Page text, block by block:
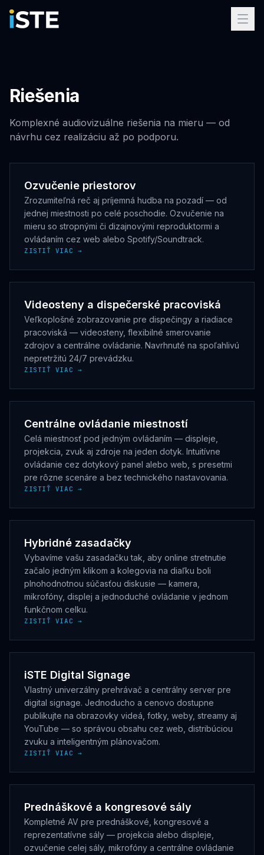
Preskočiť na obsah
Riešenia
Komplexné audiovizuálne riešenia na mieru — od
návrhu cez realizáciu až po podporu.
Ozvučenie priestorov
Zrozumiteľná reč aj príjemná hudba na pozadí — od
jednej miestnosti po celé poschodie. Ozvučenie na
mieru so stropnými či dizajnovými reproduktormi a
ovládaním cez web alebo Spotify/Soundtrack.
ZISTIŤ VIAC →
Videosteny a dispečerské pracoviská
Veľkoplošné zobrazovanie pre dispečingy a riadiace
pracoviská — videosteny, flexibilné smerovanie
zdrojov a centrálne ovládanie. Navrhnuté na spoľahlivú
nepretržitú 24/7 prevádzku.
ZISTIŤ VIAC →
Centrálne ovládanie miestností
Celá miestnosť pod jedným ovládaním — displeje,
projekcia, zvuk aj zdroje na jeden dotyk. Intuitívne
ovládanie cez dotykový panel alebo web, s presetmi
pre rôzne scenáre a bez technického nastavovania.
ZISTIŤ VIAC →
Hybridné zasadačky
Vybavíme vašu zasadačku tak, aby online stretnutie
začalo jedným klikom a kolegovia na diaľku boli
plnohodnotnou súčasťou diskusie — kamera,
mikrofóny, displej a jednoduché ovládanie v jednom
funkčnom celku.
ZISTIŤ VIAC →
iSTE Digital Signage
Vlastný univerzálny prehrávač a centrálny server pre
digital signage. Jednoducho a cenovo dostupne
publikujte na obrazovky videá, fotky, weby, streamy aj
YouTube — so správou obsahu cez web, distribúciou
zvuku a inteligentným plánovačom.
ZISTIŤ VIAC →
Prednáškové a kongresové sály
Kompletné AV pre prednáškové, kongresové a
reprezentatívne sály — projekcia alebo displeje,
ozvučenie celej sály, mikrofóny a centrálne ovládanie